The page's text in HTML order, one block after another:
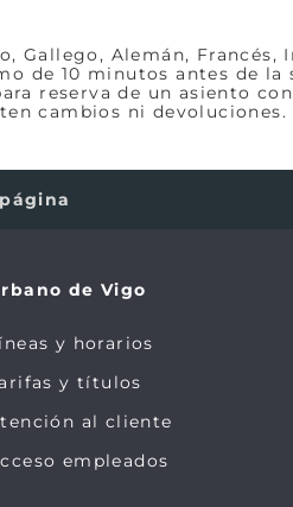
Alemán, Francés,
de 10 minutos antes de la
reserva de un asiento
cambios ni devoluciones.
de Vigo
y horarios
y títulos
al cliente
empleados